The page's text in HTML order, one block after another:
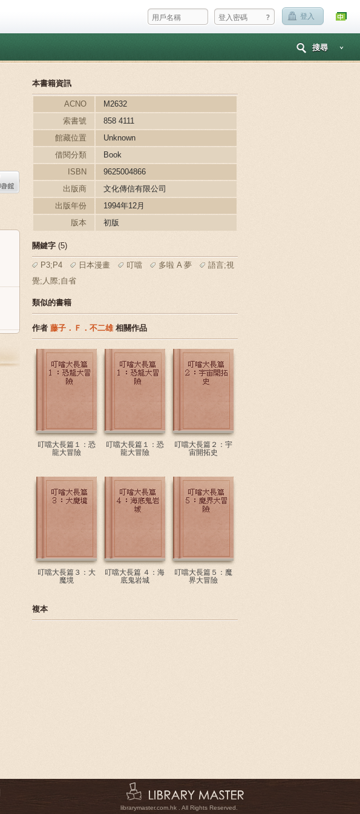
? 登入
搜尋
本書籍資訊
ACNO
M2632
索書號
858 4111
館藏位置
Unknown
借閱分類
Book
ISBN
9625004866
出版商
文化傳信有限公司
出版年份
1994年12月
版本
初版
關鍵字 (5)
P3;P4 日本漫畫 叮噹 多啦 A 夢
語言;視
覺;人際;自省
類似的書籍
作者 藤子．Ｆ．不二雄相關作品
叮噹大長篇１：恐
龍大冒險
叮噹大長篇１：恐
龍大冒險
叮噹大長篇２：宇
宙開拓史
叮噹大長篇３：大
魔境
叮噹大長篇 ４：海
底鬼岩城
叮噹大長篇５：魔
界大冒險
複本
librarymaster.com.hk . All Rights Reserved.